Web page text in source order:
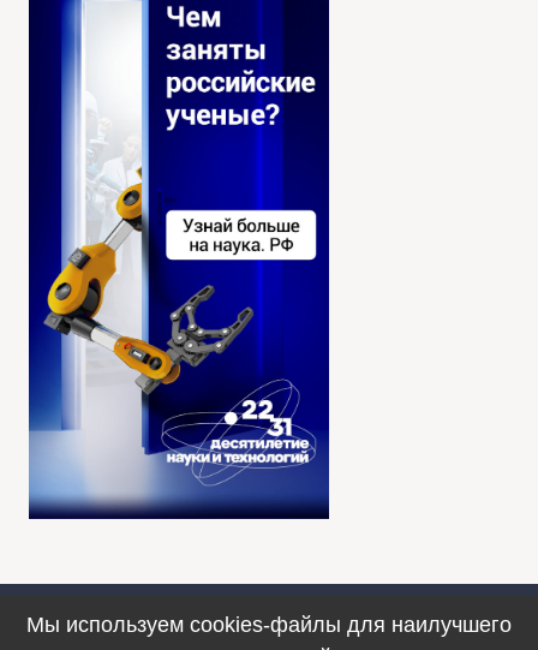
Противодействие коррупции
Мы используем cookies-файлы для наилучшего